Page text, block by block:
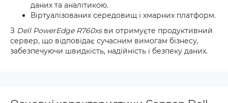
даних та аналітикою.
Віртуалізованих середовищ і хмарних платформ.
З Dell PowerEdge R760xsви отримуєте продуктивний
сервер, що відповідає сучасним вимогам бізнесу,
забезпечуючи швидкість, надійність і безпеку даних.